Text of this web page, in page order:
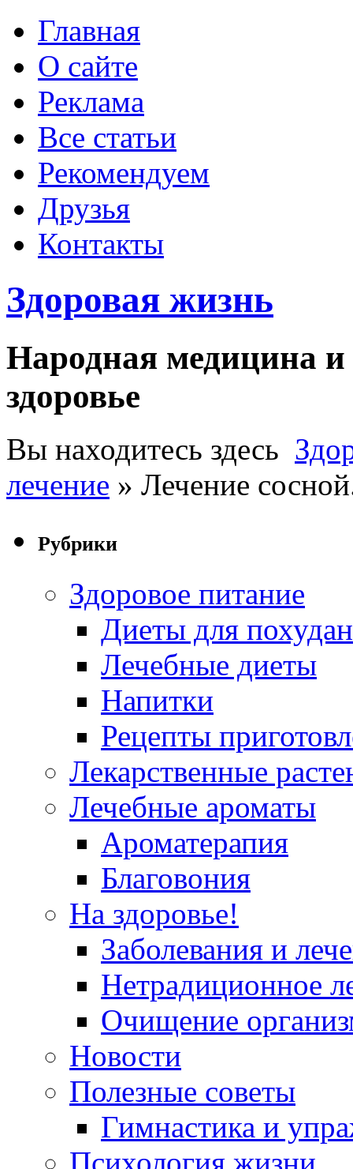
Главная
О сайте
Реклама
Все статьи
Рекомендуем
Друзья
Контакты
Здоровая жизнь
Народная медицина и
здоровье
Вы находитесь здесь
лечение » Лечение
Рубрики
Здоровое питание
Диеты для
Лечебные диеты
Напитки
Рецепты
Лекарственные
Лечебные ароматы
Ароматерапия
Благовония
На здоровье!
Заболевания и
Нетрадиционное
Очищение
Новости
Полезные советы
Гимнастика и
Психология жизни